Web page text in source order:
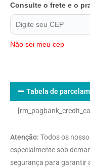
Consulte o frete e o
Não sei meu cep
Tabela de
Atenção: Todos os
especialmente sob
segurança para garantir